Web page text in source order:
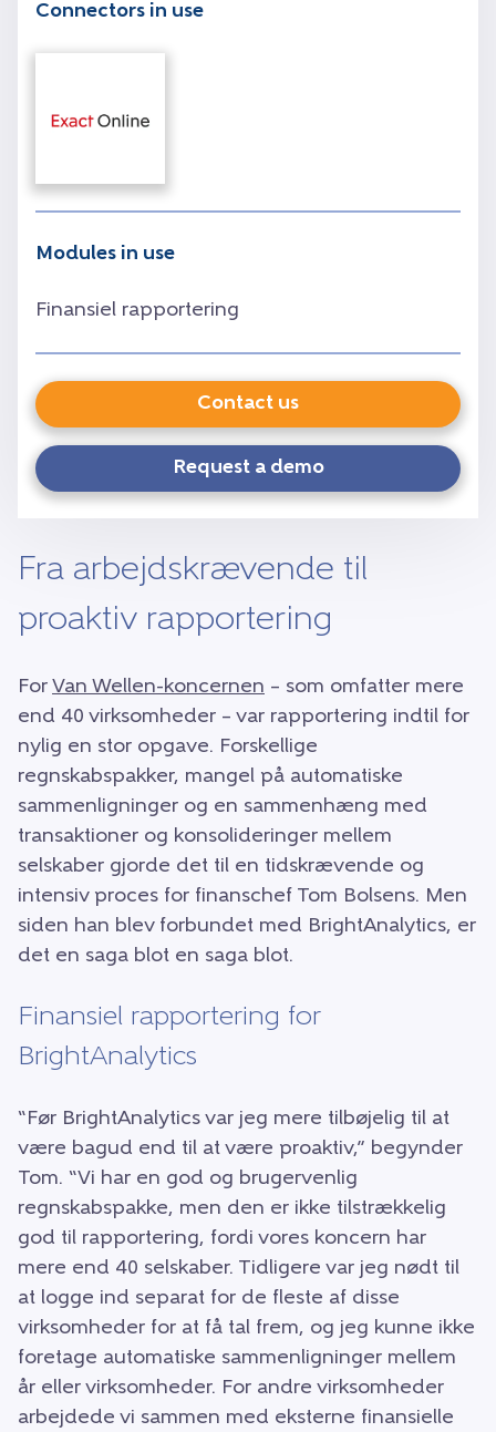
Connectors in use
Modules in use
Finansiel rapportering
Contact us
Request a demo
Fra arbejdskrævende til
proaktiv rapportering
For Van Wellen-koncernen – som omfatter mere
end 40 virksomheder – var rapportering indtil for
nylig en stor opgave. Forskellige
regnskabspakker, mangel på automatiske
sammenligninger og en sammenhæng med
transaktioner og konsolideringer mellem
selskaber gjorde det til en tidskrævende og
intensiv proces for finanschef Tom Bolsens. Men
siden han blev forbundet med BrightAnalytics, er
det en saga blot en saga blot.
Finansiel rapportering for
BrightAnalytics
“Før BrightAnalytics var jeg mere tilbøjelig til at
være bagud end til at være proaktiv,” begynder
Tom. “Vi har en god og brugervenlig
regnskabspakke, men den er ikke tilstrækkelig
god til rapportering, fordi vores koncern har
mere end 40 selskaber. Tidligere var jeg nødt til
at logge ind separat for de fleste af disse
virksomheder for at få tal frem, og jeg kunne ikke
foretage automatiske sammenligninger mellem
år eller virksomheder. For andre virksomheder
arbejdede vi sammen med eksterne finansielle